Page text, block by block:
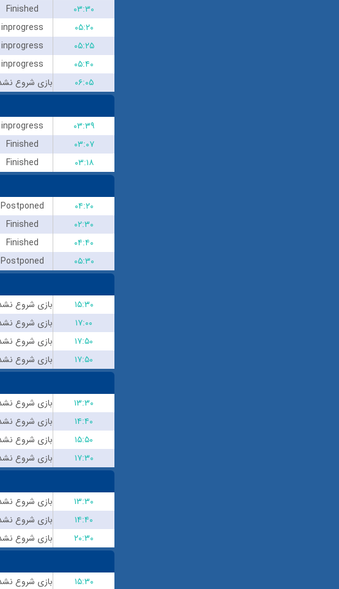
Finished
۰۳:۳۰
inprogress
۰۵:۲۰
inprogress
۰۵:۲۵
inprogress
۰۵:۴۰
۰۶:۰۵
inprogress
۰۳:۳۹
Finished
۰۳:۰۷
Finished
۰۳:۱۸
Postponed
۰۴:۲۰
Finished
۰۲:۳۰
Finished
۰۴:۴۰
Postponed
۰۵:۳۰
۱۵:۳۰
۱۷:۰۰
۱۷:۵۰
۱۷:۵۰
۱۳:۳۰
۱۴:۴۰
۱۵:۵۰
۱۷:۳۰
۱۳:۳۰
۱۴:۴۰
۲۰:۳۰
۱۵:۳۰